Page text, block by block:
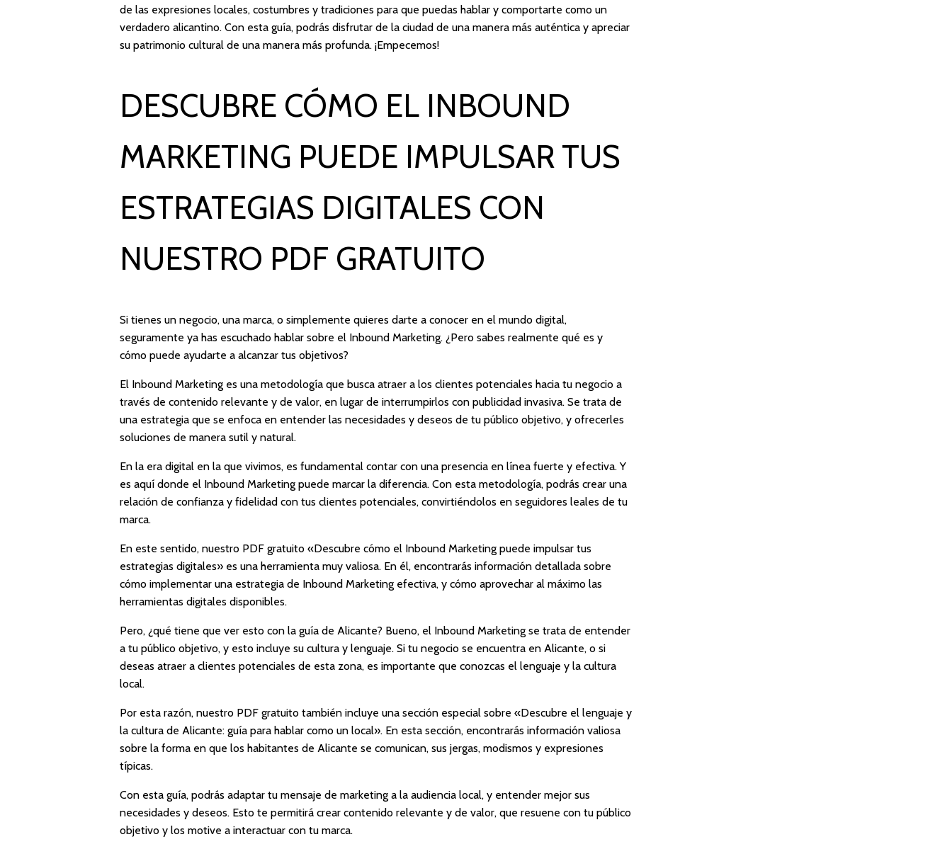
de las expresiones locales, costumbres y tradiciones para que puedas hablar y comportarte como un
verdadero alicantino. Con esta guía, podrás disfrutar de la ciudad de una manera más auténtica y apreciar
su patrimonio cultural de una manera más profunda. ¡Empecemos!
DESCUBRE CÓMO EL INBOUND
MARKETING PUEDE IMPULSAR TUS
ESTRATEGIAS DIGITALES CON
NUESTRO PDF GRATUITO
Si tienes un negocio, una marca, o simplemente quieres darte a conocer en el mundo digital,
seguramente ya has escuchado hablar sobre el Inbound Marketing. ¿Pero sabes realmente qué es y
cómo puede ayudarte a alcanzar tus objetivos?
El Inbound Marketing es una metodología que busca atraer a los clientes potenciales hacia tu negocio a
través de contenido relevante y de valor, en lugar de interrumpirlos con publicidad invasiva. Se trata de
una estrategia que se enfoca en entender las necesidades y deseos de tu público objetivo, y ofrecerles
soluciones de manera sutil y natural.
En la era digital en la que vivimos, es fundamental contar con una presencia en línea fuerte y efectiva. Y
es aquí donde el Inbound Marketing puede marcar la diferencia. Con esta metodología, podrás crear una
relación de confianza y fidelidad con tus clientes potenciales, convirtiéndolos en seguidores leales de tu
marca.
En este sentido, nuestro PDF gratuito «Descubre cómo el Inbound Marketing puede impulsar tus
estrategias digitales» es una herramienta muy valiosa. En él, encontrarás información detallada sobre
cómo implementar una estrategia de Inbound Marketing efectiva, y cómo aprovechar al máximo las
herramientas digitales disponibles.
Pero, ¿qué tiene que ver esto con la guía de Alicante? Bueno, el Inbound Marketing se trata de entender
a tu público objetivo, y esto incluye su cultura y lenguaje. Si tu negocio se encuentra en Alicante, o si
deseas atraer a clientes potenciales de esta zona, es importante que conozcas el lenguaje y la cultura
local.
Por esta razón, nuestro PDF gratuito también incluye una sección especial sobre «Descubre el lenguaje y
la cultura de Alicante: guía para hablar como un local». En esta sección, encontrarás información valiosa
sobre la forma en que los habitantes de Alicante se comunican, sus jergas, modismos y expresiones
típicas.
Con esta guía, podrás adaptar tu mensaje de marketing a la audiencia local, y entender mejor sus
necesidades y deseos. Esto te permitirá crear contenido relevante y de valor, que resuene con tu público
objetivo y los motive a interactuar con tu marca.